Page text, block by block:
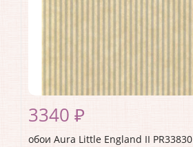
3340 ₽
обои Aura Little England II PR33830